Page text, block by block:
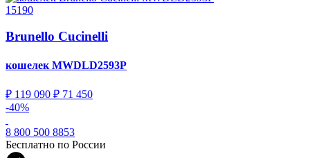
15190
Brunello Cucinelli
кошелек MWDLD2593P
₽ 119 090 ₽ 71 450
-40%
8 800 500 8853
Бесплатно по России